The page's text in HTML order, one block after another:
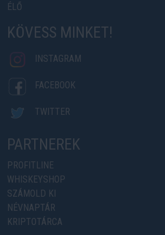
ÉLŐ
KÖVESS MINKET!
INSTAGRAM
FACEBOOK
TWITTER
PARTNEREK
PROFITLINE
WHISKEYSHOP
SZÁMOLD KI
NÉVNAPTÁR
KRIPTOTÁRCA